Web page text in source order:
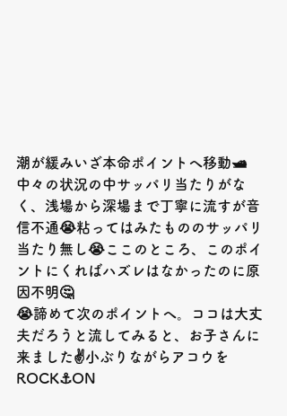
潮が緩みいざ本命ポイントへ移動🛥
中々の状況の中サッパリ当たりがな
く、浅場から深場まで丁寧に流すが音
信不通😭粘ってはみたもののサッパリ
当たり無し😭ここのところ、このポイ
ントにくればハズレはなかったのに原
因不明 🤔
😭諦めて次のポイントへ。ココは大丈
夫だろうと流してみると、お子さんに
来ました✌️小ぶりながらアコウを
ROCK⚓️ON